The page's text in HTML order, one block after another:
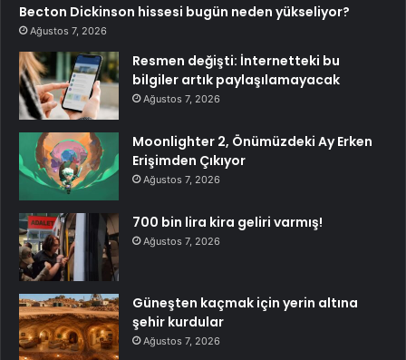
Becton Dickinson hissesi bugün neden yükseliyor?
Ağustos 7, 2026
Resmen değişti: İnternetteki bu
bilgiler artık paylaşılamayacak
Ağustos 7, 2026
Moonlighter 2, Önümüzdeki Ay Erken
Erişimden Çıkıyor
Ağustos 7, 2026
700 bin lira kira geliri varmış!
Ağustos 7, 2026
Güneşten kaçmak için yerin altına
şehir kurdular
Ağustos 7, 2026